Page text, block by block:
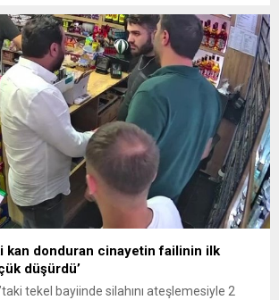
Başkanı Ahmet Özer,...
kan donduran cinayetin failinin ilk
düşürdü’
tekel bayiinde silahını ateşlemesiyle 2